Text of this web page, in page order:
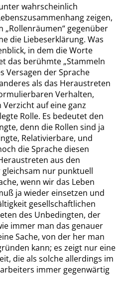
wahrscheinlich
zeigen,
„Rollenräumen“ gegenüber
die Liebeserklärung. Was
in dem die Worte
das berühmte „Stammeln
Versagen der Sprache
als das Heraustreten
Verhalten,
auf eine ganz
Rolle. Es bedeutet den
denn die Rollen sind ja
Relativierbare, und
die Sprache diesen
aus den
nur punktuell
wenn wir das Leben
ja wieder einsetzen und
gesellschaftlichen
des Unbedingten, der
immer man das genauer
Sache, von der her man
kann; es zeigt nur eine
die als solche allerdings im
immer gegenwärtig